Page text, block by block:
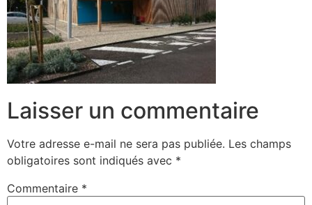
Laisser un commentaire
Votre adresse e-mail ne sera pas publiée. Les champs
obligatoires sont indiqués avec *
Commentaire *